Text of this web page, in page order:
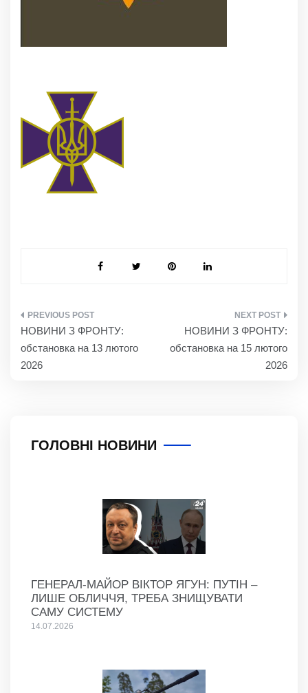
НАВІГАЦІЯ
ЗАПИСІВ
НОВИНИ З ФРОНТУ:
обстановка на 13 лютого
2026
НОВИНИ З ФРОНТУ:
обстановка на 15 лютого
2026
ГОЛОВНІ НОВИНИ
ГЕНЕРАЛ-МАЙОР ВІКТОР ЯГУН: ПУТІН –
ЛИШЕ ОБЛИЧЧЯ, ТРЕБА ЗНИЩУВАТИ
САМУ СИСТЕМУ
14.07.2026